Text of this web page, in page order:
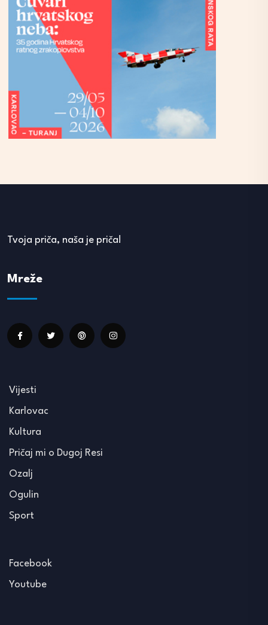
Tvoja priča, naša je priča!
Mreže
Vijesti
Karlovac
Kultura
Pričaj mi o Dugoj Resi
Ozalj
Ogulin
Sport
Facebook
Youtube